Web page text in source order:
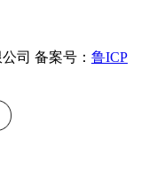
司 备案号： 鲁ICP